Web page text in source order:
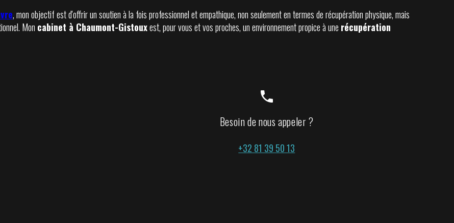
, mon objectif est d'offrir un soutien à la fois professionnel et empathique, non seulement en termes de récupération physique, mais
Mon cabinet à Chaumont-Gistouxest, pour vous et vos proches, un environnement propice à une récupération
phone
Besoin de nous appeler ?
+32 81 39 50 13